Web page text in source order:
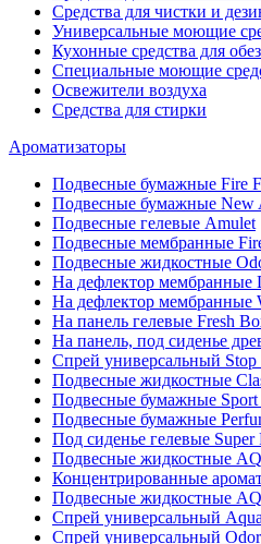
Средства для чистки и
Универсальные моющие
Кухонные средства для
Специальные моющие
Освежители воздуха
Средства для стирки
Ароматизаторы
Подвесные бумажные Fire
Подвесные бумажные New
Подвесные гелевые Amulet
Подвесные мембранные
Подвесные жидкостные
На дефлектор мембранные
На дефлектор мембранные
На панель гелевые Fresh
На панель, под сиденье
Спрей универсальный Stop
Подвесные жидкостные
Подвесные бумажные
Подвесные бумажные
Под сиденье гелевые Super
Подвесные жидкостные
Концентрированные
Подвесные жидкостные
Спрей универсальный
Спрей универсальный